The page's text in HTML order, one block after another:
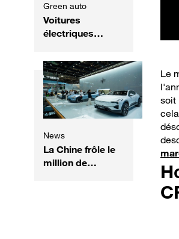
Green auto
Voitures
électriques
pourquoi restent-
elles une bonne
affaire ?
News
La Chine frôle le
million de
Le
soit